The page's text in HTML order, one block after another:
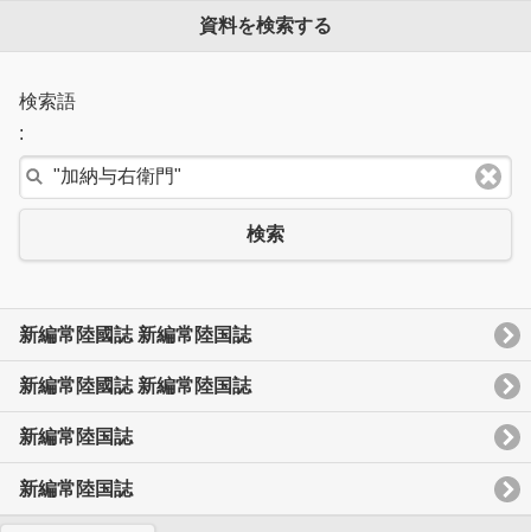
資料を検索する
検索語
:
検索
新編常陸國誌 新編常陸国誌
新編常陸國誌 新編常陸国誌
新編常陸国誌
新編常陸国誌